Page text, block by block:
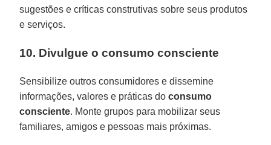
sugestões e críticas construtivas sobre seus produtos
e serviços.
10. Divulgue o consumo consciente
Sensibilize outros consumidores e dissemine
informações, valores e práticas doconsumo
consciente. Monte grupos para mobilizar seus
familiares, amigos e pessoas mais próximas.